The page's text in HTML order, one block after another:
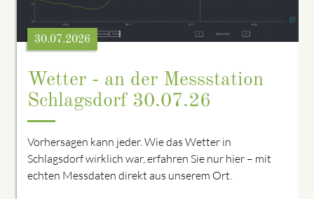
Wetter - an der Messstation
Schlagsdorf 30.07.26
30.07.2026
Vorhersagen kann jeder. Wie das Wetter in
Schlagsdorf wirklich war, erfahren Sie nur hier – mit
echten Messdaten direkt aus unserem Ort.